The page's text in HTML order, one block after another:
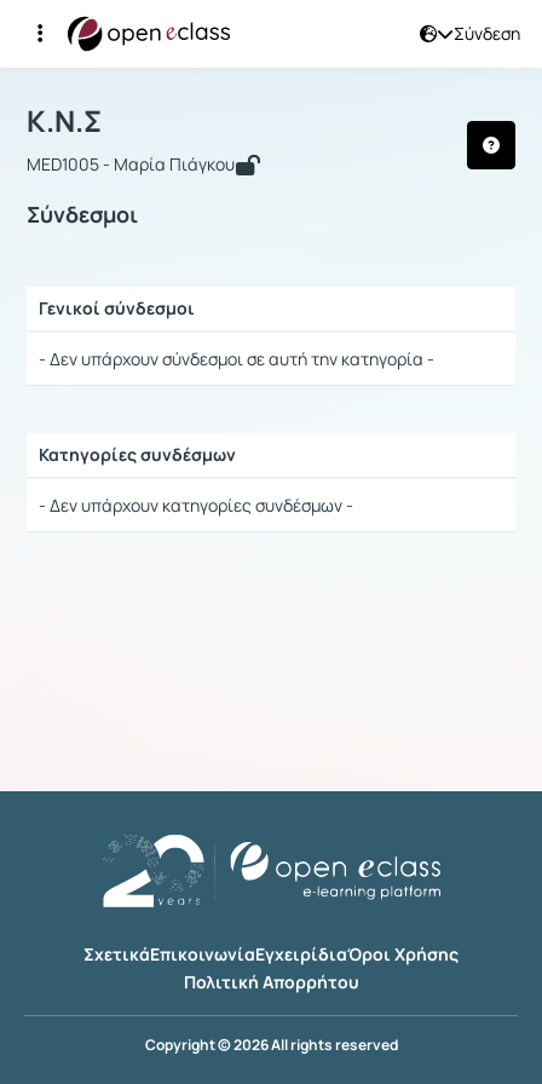
Σύνδεση
Αρχική Σελίδα
Μάθημα : K.N.Σ
K.N.Σ
MED1005 - Μαρία Πιάγκου
Σύνδεσμοι
Γενικοί σύνδεσμοι
- Δεν υπάρχουν σύνδεσμοι σε αυτή την κατηγορία -
Κατηγορίες συνδέσμων
- Δεν υπάρχουν κατηγορίες συνδέσμων -
ΣχετικάΕπικοινωνίαΕγχειρίδιαΌροι Χρήσης
Πολιτική Απορρήτου
Copyright © 2026 All rights reserved